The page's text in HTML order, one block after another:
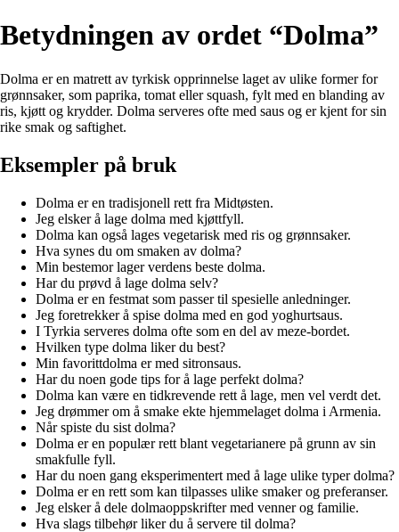
Betydningen av ordet “Dolma”
Dolma er en matrett av tyrkisk opprinnelse laget av ulike former for
grønnsaker, som paprika, tomat eller squash, fylt med en blanding av
ris, kjøtt og krydder. Dolma serveres ofte med saus og er kjent for sin
rike smak og saftighet.
Eksempler på bruk
Dolma er en tradisjonell rett fra Midtøsten.
Jeg elsker å lage dolma med kjøttfyll.
Dolma kan også lages vegetarisk med ris og grønnsaker.
Hva synes du om smaken av dolma?
Min bestemor lager verdens beste dolma.
Har du prøvd å lage dolma selv?
Dolma er en festmat som passer til spesielle anledninger.
Jeg foretrekker å spise dolma med en god yoghurtsaus.
I Tyrkia serveres dolma ofte som en del av meze-bordet.
Hvilken type dolma liker du best?
Min favorittdolma er med sitronsaus.
Har du noen gode tips for å lage perfekt dolma?
Dolma kan være en tidkrevende rett å lage, men vel verdt det.
Jeg drømmer om å smake ekte hjemmelaget dolma i Armenia.
Når spiste du sist dolma?
Dolma er en populær rett blant vegetarianere på grunn av sin
smakfulle fyll.
Har du noen gang eksperimentert med å lage ulike typer dolma?
Dolma er en rett som kan tilpasses ulike smaker og preferanser.
Jeg elsker å dele dolmaoppskrifter med venner og familie.
Hva slags tilbehør liker du å servere til dolma?